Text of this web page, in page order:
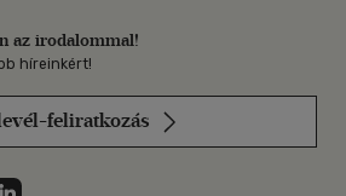
az irodalommal!
híreinkért!
feliratkozás
on
az Instagramon
Libri a LinkedInen